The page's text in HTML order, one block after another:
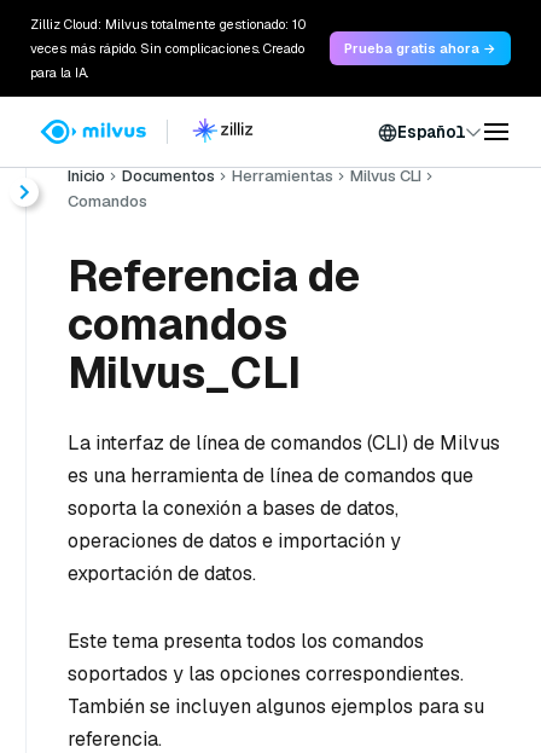
Zilliz Cloud: Milvus totalmente gestionado: 10
veces más rápido. Sin complicaciones. Creado
para la IA.
Prueba gratis ahora →
Español
Inicio Documentos Herramientas
Milvus CLI
Comandos
Referencia de
comandos
Milvus_CLI
La interfaz de línea de comandos (CLI) de Milvus
es una herramienta de línea de comandos que
soporta la conexión a bases de datos,
operaciones de datos e importación y
exportación de datos.
Este tema presenta todos los comandos
soportados y las opciones correspondientes.
También se incluyen algunos ejemplos para su
referencia.